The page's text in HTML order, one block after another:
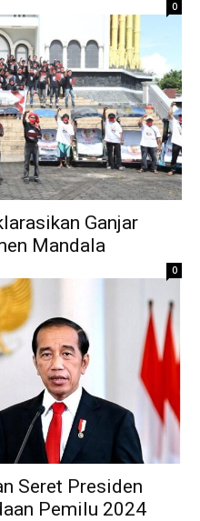
0
Ganjar
Mandala
0
Seret Presiden
Pemilu 2024